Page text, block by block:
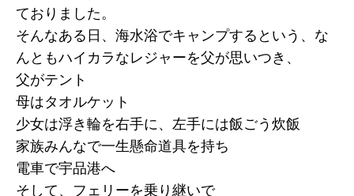
ておりました。
そんなある日、海水浴でキャンプするという、な
んともハイカラなレジャーを父が思いつき、
父がテント
母はタオルケット
少女は浮き輪を右手に、左手には飯ごう炊飯
家族みんなで一生懸命道具を持ち
電車で宇品港へ
そして、フェリーを乗り継いで